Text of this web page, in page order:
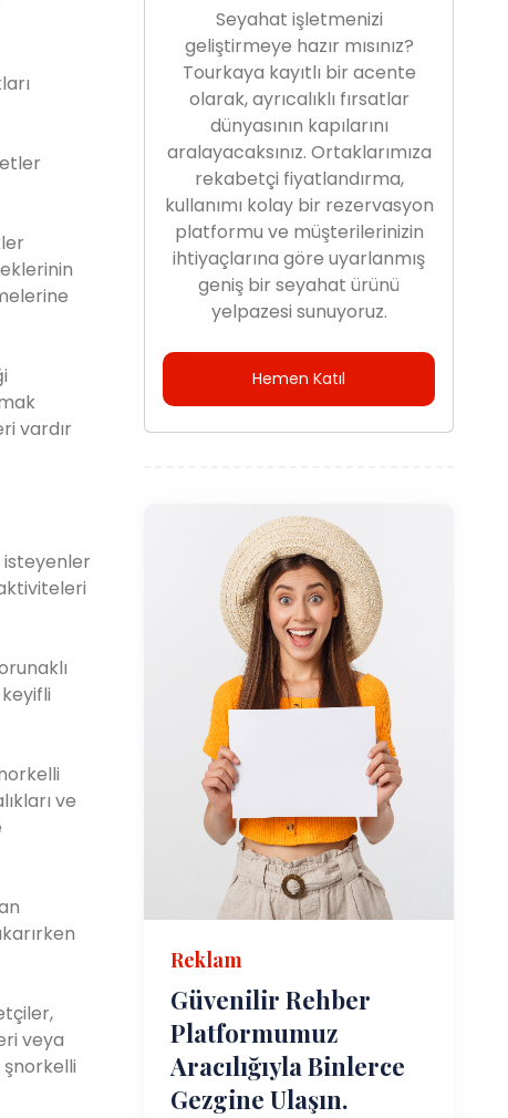
vardır
isteyenler
ve
veya
Seyahat işletmenizi
geliştirmeye hazır mısınız?
Tourkaya kayıtlı bir acente
olarak, ayrıcalıklı fırsatlar
dünyasının kapılarını
aralayacaksınız. Ortaklarımıza
rekabetçi fiyatlandırma,
kullanımı kolay bir rezervasyon
platformu ve müşterilerinizin
ihtiyaçlarına göre uyarlanmış
geniş bir seyahat ürünü
yelpazesi sunuyoruz.
Hemen Katıl
Reklam
Güvenilir Rehber
Platformumuz
Aracılığıyla Binlerce
Gezgine Ulaşın.